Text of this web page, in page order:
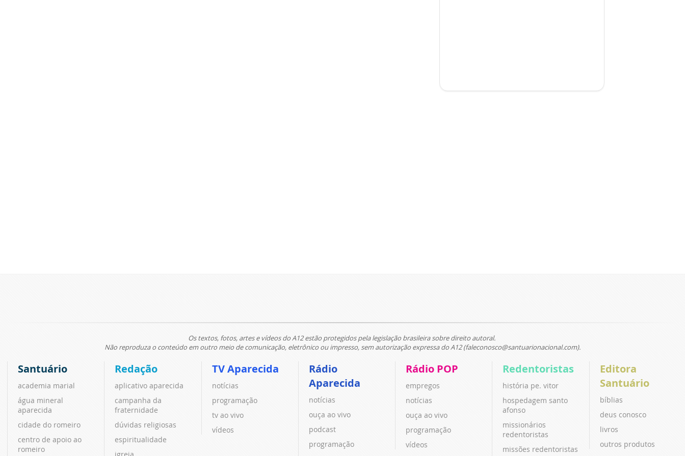
Os textos, fotos, artes e vídeos do A12 estão protegidos pela legislação brasileira sobre direito autoral.
Não reproduza o conteúdo em outro meio de comunicação, eletrônico ou impresso, sem autorização expressa do A12 (faleconosco@santuarionacional.com).
Santuário
academia marial
água mineral
aparecida
cidade do romeiro
centro de apoio ao
romeiro
Redação
aplicativo aparecida
campanha da
fraternidade
dúvidas religiosas
espiritualidade
igreja
TV Aparecida
notícias
programação
tv ao vivo
vídeos
Rádio
Aparecida
notícias
ouça ao vivo
podcast
programação
Rádio POP
empregos
notícias
ouça ao vivo
programação
vídeos
Redentoristas
história pe. vitor
hospedagem santo
afonso
missionários
redentoristas
missões redentoristas
Editora
Santuário
bíblias
deus conosco
livros
outros produtos